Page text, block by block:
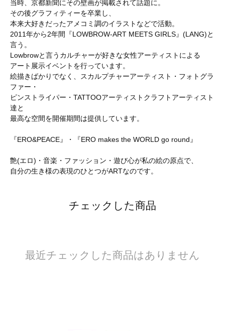
当時、京都新聞にその壁画が掲載されて話題に。
その後グラフィティーを卒業し、
本来大好きだったアメコミ調のイラストなどで活動。
2011年から2年間『LOWBROW-ART MEETS GIRLS』(LANG)と
言う。
Lowbrowと言うカルチャーが好きな女性アーティストによる
アート展示イベントを行っています。
絵描きばかりでなく、スカルプチャーアーティスト・フォトグラ
ファー・
ピンストライパー・TATTOOアーティストクラフトアーティスト
達と
最高な空間を開催期間は提供しています。
『ERO&PEACE』・『ERO makes the WORLD go round』
艶(エロ)・音楽・ファッション・遊び心が私の絵の原点で、
自分の生き様の表現のひとつがARTなのです。
チェックした商品
最近チェックした商品はありません